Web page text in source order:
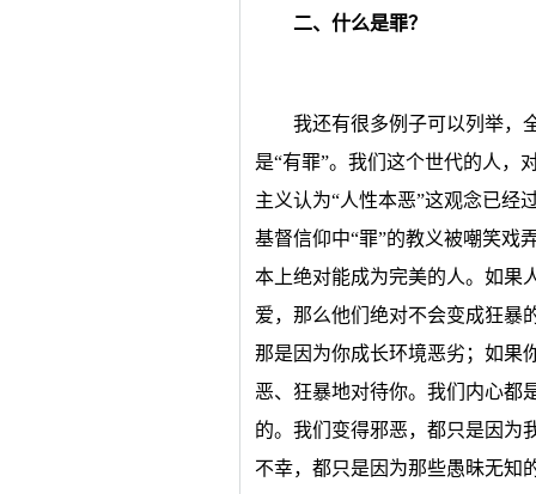
二、什么是罪？
我还有很多例子可以列举，
是“有罪”。我们这个世代的人，
主义认为“人性本恶”这观念已经
基督信仰中“罪”的教义被嘲笑戏
本上绝对能成为完美的人。如果
爱，那么他们绝对不会变成狂暴
那是因为你成长环境恶劣；如果
恶、狂暴地对待你。我们内心都
的。我们变得邪恶，都只是因为
不幸，都只是因为那些愚昧无知